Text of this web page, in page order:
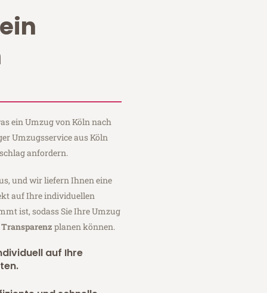
ein Umzug von Köln nach
Umzugsservice aus Köln
anfordern.
und wir liefern Ihnen eine
auf Ihre individuellen
ist, sodass Sie Ihre Umzug
planen können.
auf Ihre